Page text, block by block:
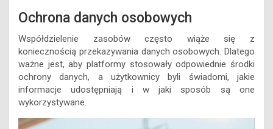
Ochrona danych osobowych
Współdzielenie zasobów często wiąże się z
koniecznością przekazywania danych osobowych. Dlatego
ważne jest, aby platformy stosowały odpowiednie środki
ochrony danych, a użytkownicy byli świadomi, jakie
informacje udostępniają i w jaki sposób są one
wykorzystywane.